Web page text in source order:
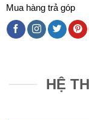
Mua hàng trả góp
HỆ